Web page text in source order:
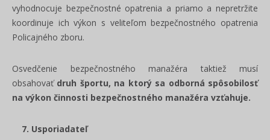
vyhodnocuje bezpečnostné opatrenia a priamo a nepretržite
koordinuje ich výkon s veliteľom bezpečnostného opatrenia
Policajného zboru.
Osvedčenie bezpečnostného manažéra taktiež musí
obsahovať druh športu, na ktorý sa odborná spôsobilosť
na výkon činnosti bezpečnostného manažéra vzťahuje.
7. Usporiadateľ